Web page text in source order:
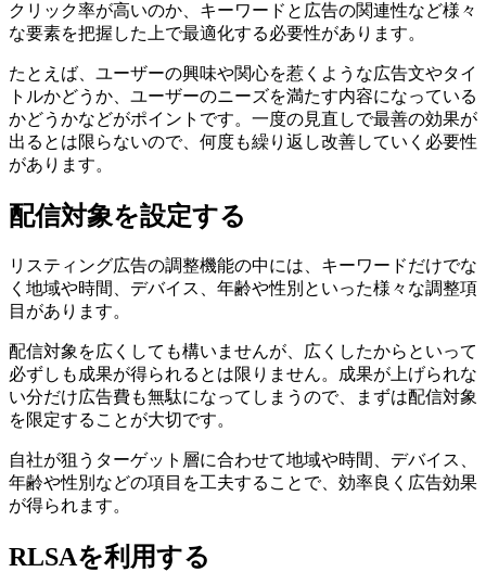
クリック率が高いのか、キーワードと広告の関連性など様々
な要素を把握した上で最適化する必要性があります。
たとえば、ユーザーの興味や関心を惹くような広告文やタイ
トルかどうか、ユーザーのニーズを満たす内容になっている
かどうかなどがポイントです。一度の見直しで最善の効果が
出るとは限らないので、何度も繰り返し改善していく必要性
があります。
配信対象を設定する
リスティング広告の調整機能の中には、キーワードだけでな
く地域や時間、デバイス、年齢や性別といった様々な調整項
目があります。
配信対象を広くしても構いませんが、広くしたからといって
必ずしも成果が得られるとは限りません。成果が上げられな
い分だけ広告費も無駄になってしまうので、まずは配信対象
を限定することが大切です。
自社が狙うターゲット層に合わせて地域や時間、デバイス、
年齢や性別などの項目を工夫することで、効率良く広告効果
が得られます。
RLSAを利用する